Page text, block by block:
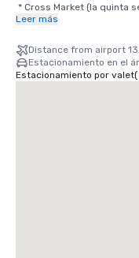
* Cross Market (la quinta
* Continúe 2 cuadras hasta
* Gire a la IZQUIERDA hacia
* El Beacon Grand Hotel
Sutter, en Union Square,
Sutter, en Union Square,
Leer más
Distance from airport
Estacionamiento en el
Estacionamiento por valet(